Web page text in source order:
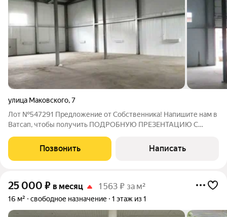
улица Маковского,7
Лот №547291 Предложение от Собственника! Напишите нам в
Ватсап, чтобы получить ПОДРОБНУЮ ПРЕЗЕНТАЦИЮ С
склад площадью 1170 кв.м в г. Одинцово. Складской комплекс.
1 этаж. Нулевой уровень разгрузки.
Позвонить Написать
25 000 ₽ в месяц 1 563 ₽ за м²
16 м² свободное назначение 1 этаж из 1